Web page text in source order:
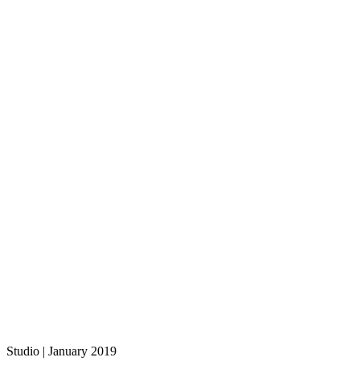
Studio | January 2019